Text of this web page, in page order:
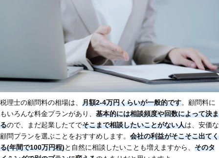
税理士の顧問料の相場は、 月額2-4万円くらいが一般的です。顧問料に
もいろんな料金プランがあり、 基本的には相談頻度や回数によって決ま
るので、まだ起業したてでそこまで相談したいことがない人は、安価な
顧問プランを選ぶことをおすすめします。 会社の利益がそこそこ出てく
る(年間で100万円程)と自然に相談したいことも増えますから、 そのタ